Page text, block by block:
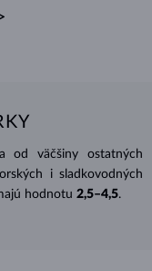
od väčšiny ostatných
i sladkovodných
hodnotu 2,5–4,5.